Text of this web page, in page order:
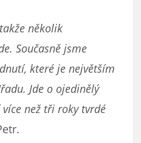
několik
Současně jsme
které je největším
Jde o ojedinělý
než tři roky tvrdé